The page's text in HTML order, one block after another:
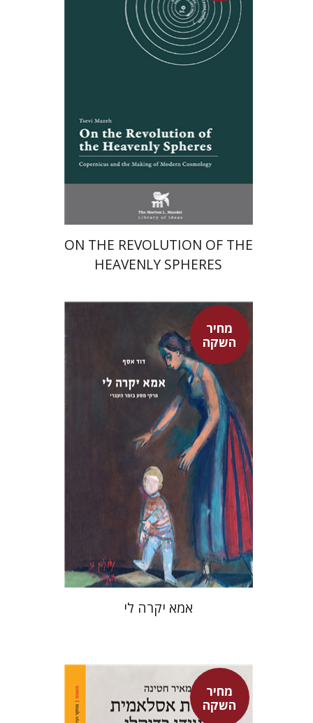
צבי מזא"ה
אלישבע הרשלר
מחיר השקה
ON THE REVOLUTION OF THE
HEAVENLY SPHERES
מחיר
השקהדוד אסף
מחיר השקה
$53
$37
אמא יקרה לי
מחיר
השקה